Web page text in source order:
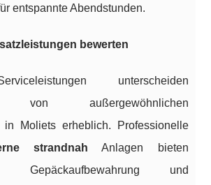
entspannte Abendstunden.
bewerten
unterscheiden
von außergewöhnlichen
in Moliets erheblich. Professionelle
strandnah Anlagen bieten
Gepäckaufbewahrung und